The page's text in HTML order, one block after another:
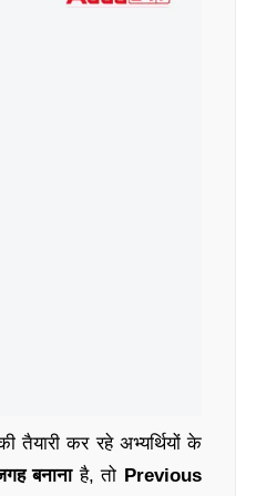
तैयारी कर रहे अभ्यर्थियों के
बनानाहै, तो Previous